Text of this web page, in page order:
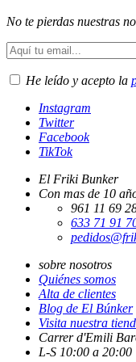
No te pierdas nuestras
He leído y acepto la
Instagram
Twitter
Facebook
TikTok
El Friki Bunker
Con mas de 10
961 11 69
633 71 91
sobre nosotros
Quiénes somos
Alta de clientes
Blog de El Búnker
Visita nuestra
Carrer d'Emili
L-S 10:00 a 20:00